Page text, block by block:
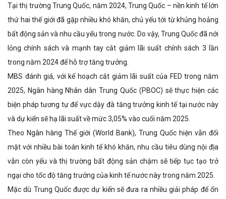
Tại thị trường Trung Quốc, năm 2024, Trung Quốc – nền kinh tế lớn
thứ hai thế giới đã gặp nhiều khó khăn, chủ yếu tới từ khủng hoảng
bất động sản và nhu cầu yếu trong nước. Do vậy, Trung Quốc đã nới
lỏng chính sách và mạnh tay cắt giảm lãi suất chính sách 3 lần
trong năm 2024 để hỗ trợ tăng trưởng.
MBS đánh giá, với kế hoạch cắt giảm lãi suất của FED trong năm
2025, Ngân hàng Nhân dân Trung Quốc (PBOC) sẽ thực hiện các
biện pháp tương tự để vực dậy đà tăng trưởng kinh tế tại nước này
và dự kiến sẽ hạ lãi suất về mức 3,05% vào cuối năm 2025.
Theo Ngân hàng Thế giới (World Bank), Trung Quốc hiện vẫn đối
mặt với nhiều bài toán kinh tế khó khăn, nhu cầu tiêu dùng nội địa
vẫn còn yếu và thị trường bất động sản chậm sẽ tiếp tục tạo trở
ngại cho tốc độ tăng trưởng của kinh tế nước này trong năm 2025.
Mặc dù Trung Quốc được dự kiến sẽ đưa ra nhiều giải pháp để ổn